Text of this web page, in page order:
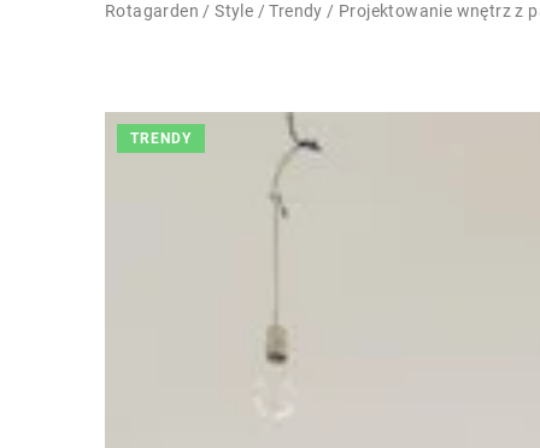
Rotagarden /Style /Trendy / Projektowanie wnętrz z
TRENDY